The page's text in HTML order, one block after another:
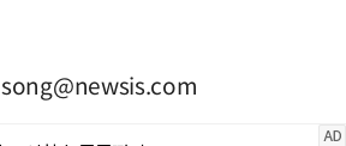
song@newsis.com